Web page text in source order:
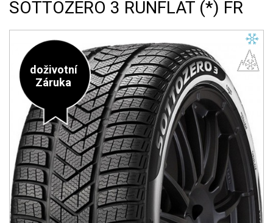
SOTTOZERO 3 RUNFLAT (*) FR
doživotní
Záruka